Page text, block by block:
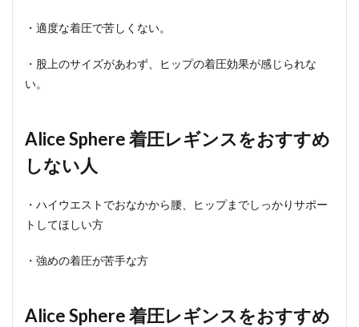
・適度な着圧で苦しくない。
・股上のサイズがあわず、ヒップの着圧効果が感じられな
い。
Alice Sphere 着圧レギンスをおすすめ
しない人
・ハイウエストでおなかから腰、ヒップまでしっかりサポー
トしてほしい方
・強めの着圧が苦手な方
Alice Sphere 着圧レギンスをおすすめ